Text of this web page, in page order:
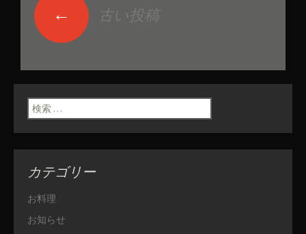
投稿ナビゲーショ
ン
← 古い投稿
検索:
カテゴリー
お料理
お知らせ